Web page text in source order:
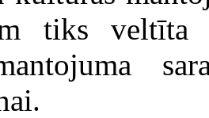
tiks veltīta